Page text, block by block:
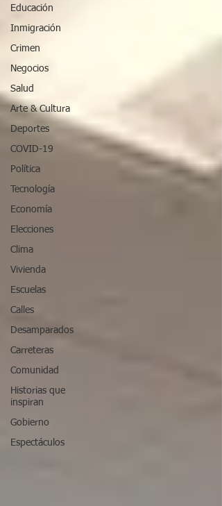
Educación
Inmigración
Crimen
Negocios
Salud
Arte & Cultura
Deportes
COVID-19
Política
Tecnología
Economía
Elecciones
Clima
Vivienda
Escuelas
Calles
Desamparados
Carreteras
Comunidad
Historias que
inspiran
Gobierno
Espectáculos